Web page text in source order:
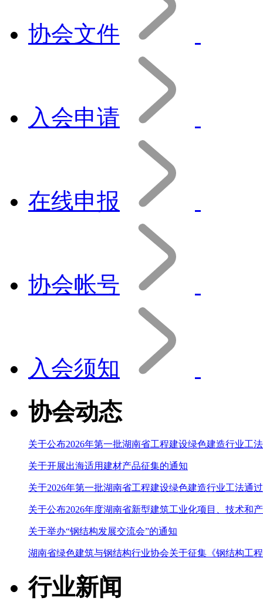
协会文件
入会申请
在线申报
协会帐号
入会须知
协会动态
关于公布2026年第一批湖南省工程建设绿色建造行业工
关于开展出海适用建材产品征集的通知
关于2026年第一批湖南省工程建设绿色建造行业工法通
关于公布2026年度湖南省新型建筑工业化项目、技术和
关于举办“钢结构发展交流会”的通知
湖南省绿色建筑与钢结构行业协会关于征集《钢结构工
行业新闻